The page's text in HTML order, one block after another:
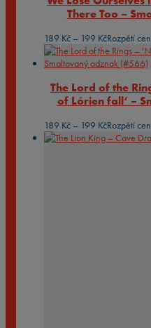
There Too –
189 Kč – 199 KčRozpětí
The Lord of the
of Lórien fall‘ –
189 Kč – 199 KčRozpětí